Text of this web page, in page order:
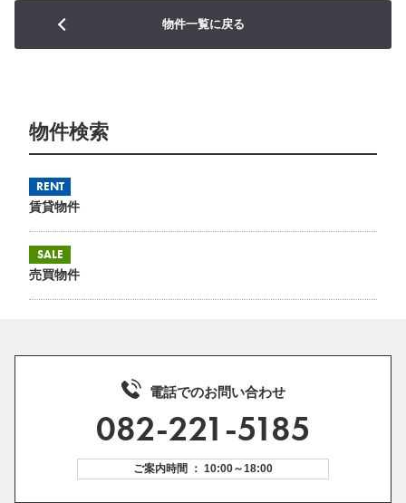
物件一覧に戻る
物件検索
RENT
賃貸物件
SALE
売買物件
電話でのお問い合わせ
082-221-5185
ご案内時間 ： 10:00～18:00